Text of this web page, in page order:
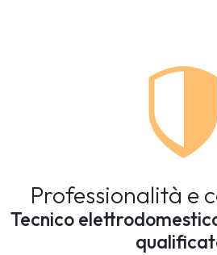
Professionalità e
Tecnico